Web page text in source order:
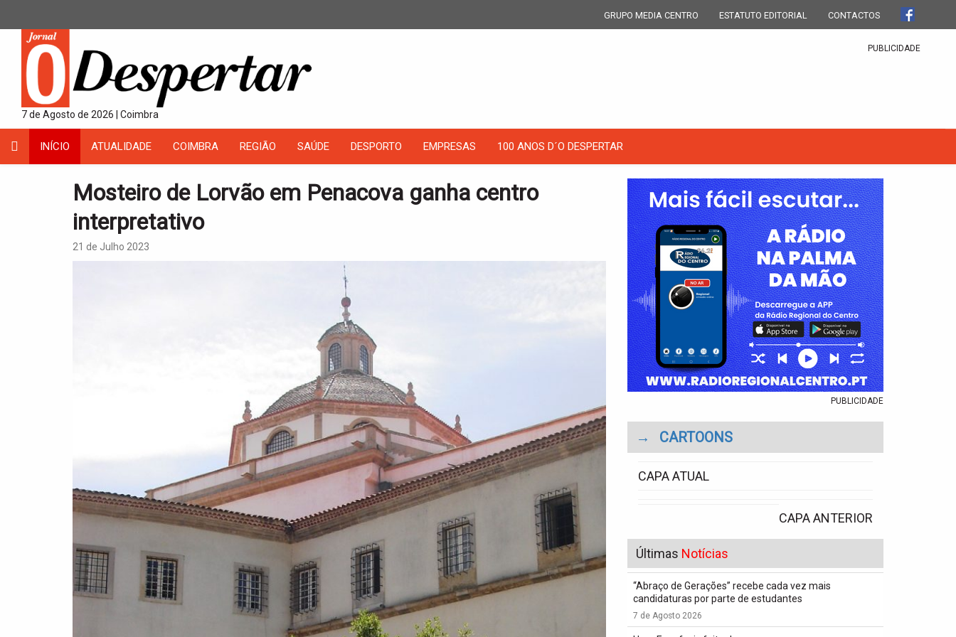
GRUPO MEDIA CENTRO ESTATUTO EDITORIAL CONTACTOS
7 de Agosto de 2026 | Coimbra
PUBLICIDADE
INÍCIO ATUALIDADE COIMBRA REGIÃO SAÚDE DESPORTO EMPRESAS 100 ANOS D´O DESPERTAR
Mosteiro de Lorvão em Penacova ganha centro
interpretativo
21 de Julho 2023
PUBLICIDADE
→ CARTOONS
CAPA ATUAL
CAPA ANTERIOR
Últimas Notícias
“Abraço de Gerações” recebe cada vez mais
candidaturas por parte de estudantes
7 de Agosto 2026